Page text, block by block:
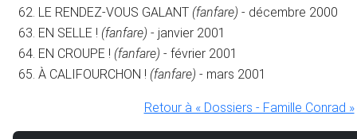
LE RENDEZ-VOUS GALANT (fanfare) - décembre 2000
EN SELLE ! (fanfare) - janvier 2001
EN CROUPE ! (fanfare) - février 2001
À CALIFOURCHON ! (fanfare) - mars 2001
Retour à « Dossiers - Famille Conrad »